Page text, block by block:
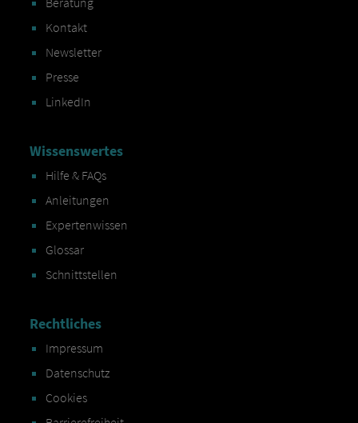
Kontakt
Newsletter
Presse
LinkedIn
Wissenswertes
Hilfe & FAQs
Anleitungen
Expertenwissen
Glossar
Schnittstellen
Rechtliches
Impressum
Datenschutz
Cookies